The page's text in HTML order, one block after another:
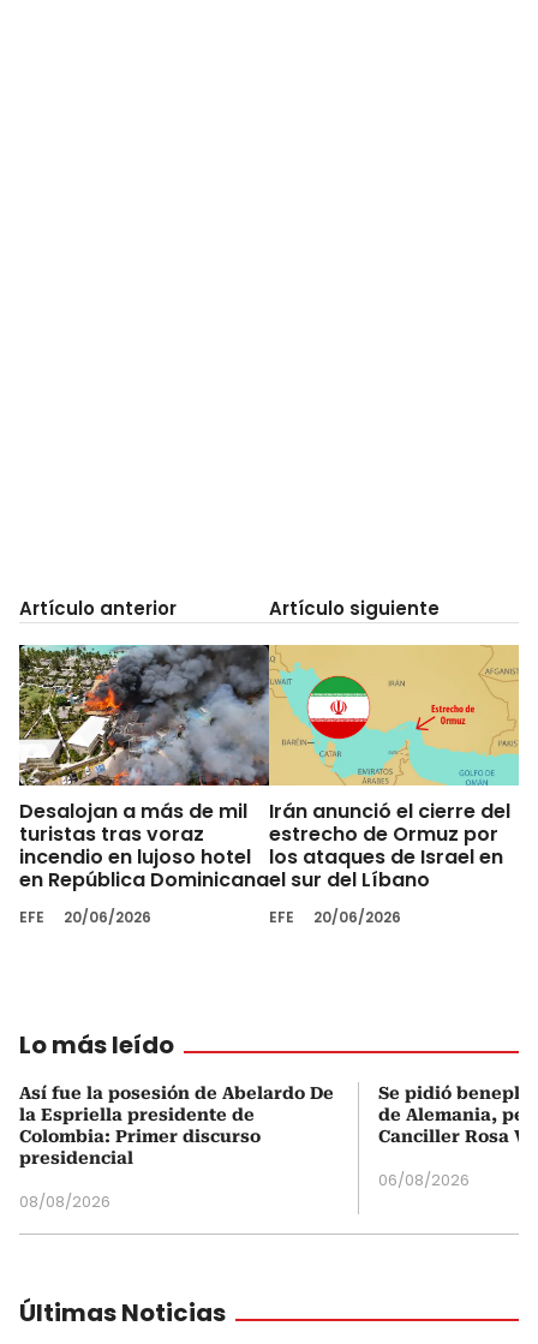
Artículo anterior
Desalojan a más de mil
turistas tras voraz
incendio en lujoso hotel
en República Dominicana
EFE 20/06/2026
Artículo siguiente
Irán anunció el cierre del
estrecho de Ormuz por
los ataques de Israel en
el sur del Líbano
EFE 20/06/2026
Lo más leído
Así fue la posesión de Abelardo De
la Espriella presidente de
Colombia: Primer discurso
presidencial
08/08/2026
Se pidió
de Alemania,
Canciller Rosa
06/08/2026
Últimas Noticias